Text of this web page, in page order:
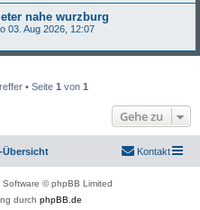
nahe wurzburg
03. Aug 2026, 12:07
• Seite 1 von 1
Gehe zu
Übersicht Kontakt
Software © phpBB Limited
durch phpBB.de